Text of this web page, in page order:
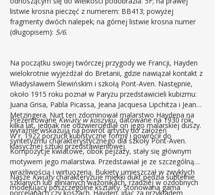
listwie krosna pieczęć z numerem: BB413; powyżej
fragmenty dwóch nalepek; na górnej listwie krosna numer
(długopisem): 5/6.
Na początku swojej twórczej przygody we Francji, Hayden
wielokrotnie wyjeżdżał do Bretanii, gdzie nawiązał kontakt z
Władysławem Ślewińskim i szkołą Pont-Aven. Następnie,
około 1915 roku poznał w Paryżu przedstawicieli kubizmu:
Juana Grisa, Pabla Picassa, Jeana Jacquesa Lipchitza i Jeana
Metzingera. Nurt ten zdominował malarstwo Haydena na
kilka lat, jednak nie odzwierciedlał on jego malarskiej duszy.
W r. 1922 porzucił kubistyczne formy i powrócił do
klasycznej sztuki przedstawieniowej.
PrezentowaneKwiaty w koszyku, datowane na 1930 rok,
wyraźnie wskazują na powrót artysty do założeń
syntetyzmu charakterystycznego dla szkoły Pont-Aven.
Kompozycje kwiatowe, obok pejzaży, stały się głównym
motywem jego malarstwa. Przedstawiał je ze szczególną
wrażliwością i wirtuozerią. Bukiety umieszczał w zwykłych
szklanych lub glinianych wazonikach, rzadziej w ozdobnych
porcelanach czy koszach. Hayden, idąc za przykładem
NaszeKwiatycharakteryzuje miękki dukt pędzla subtelnie
modelujący poszczególne kształty. Stonowana gama